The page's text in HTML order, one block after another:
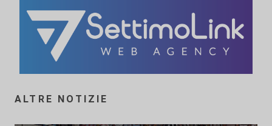
ALTRE NOTIZIE